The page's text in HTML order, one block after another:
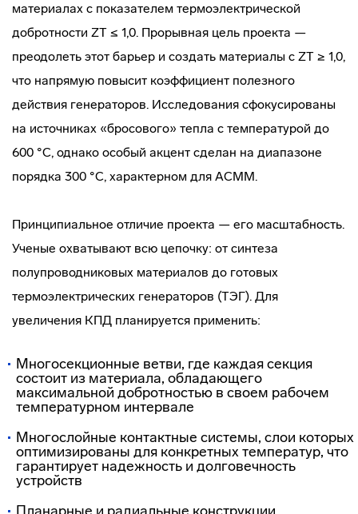
материалах с показателем термоэлектрической
добротности ZT ≤ 1,0. Прорывная цель проекта —
преодолеть этот барьер и создать материалы с ZT ≥ 1,0,
что напрямую повысит коэффициент полезного
действия генераторов. Исследования сфокусированы
на источниках «бросового» тепла с температурой до
600 °C, однако особый акцент сделан на диапазоне
порядка 300 °C, характерном для АСММ.
Принципиальное отличие проекта — его масштабность.
Ученые охватывают всю цепочку: от синтеза
полупроводниковых материалов до готовых
термоэлектрических генераторов (ТЭГ). Для
увеличения КПД планируется применить:
Многосекционные ветви, где каждая секция
состоит из материала, обладающего
максимальной добротностью в своем рабочем
температурном интервале
Многослойные контактные системы, слои которых
оптимизированы для конкретных температур, что
гарантирует надежность и долговечность
устройств